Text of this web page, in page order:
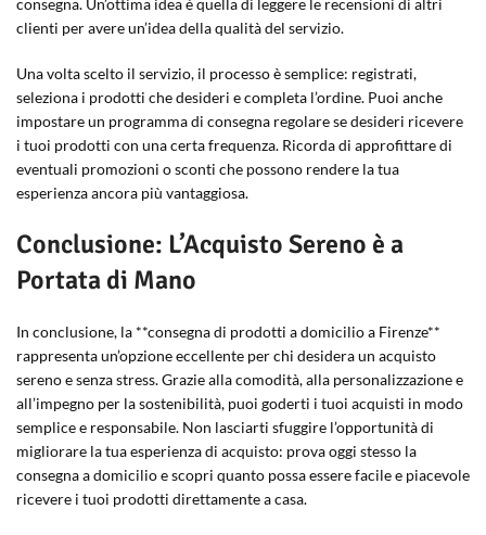
consegna. Un’ottima idea è quella di leggere le recensioni di altri
clienti per avere un’idea della qualità del servizio.
Una volta scelto il servizio, il processo è semplice: registrati,
seleziona i prodotti che desideri e completa l’ordine. Puoi anche
impostare un programma di consegna regolare se desideri ricevere
i tuoi prodotti con una certa frequenza. Ricorda di approfittare di
eventuali promozioni o sconti che possono rendere la tua
esperienza ancora più vantaggiosa.
Conclusione: L’Acquisto Sereno è a
Portata di Mano
In conclusione, la **consegna di prodotti a domicilio a Firenze**
rappresenta un’opzione eccellente per chi desidera un acquisto
sereno e senza stress. Grazie alla comodità, alla personalizzazione e
all’impegno per la sostenibilità, puoi goderti i tuoi acquisti in modo
semplice e responsabile. Non lasciarti sfuggire l’opportunità di
migliorare la tua esperienza di acquisto: prova oggi stesso la
consegna a domicilio e scopri quanto possa essere facile e piacevole
ricevere i tuoi prodotti direttamente a casa.